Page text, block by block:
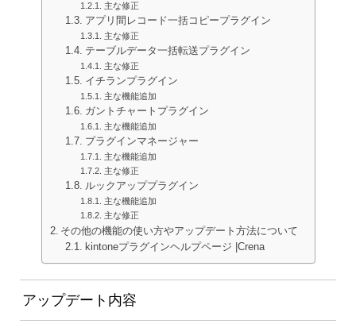
主な修正
アプリ間レコード一括コピープラグイン
主な修正
テーブルデータ一括転送プラグイン
主な修正
イチランプラグイン
主な機能追加
ガントチャートプラグイン
主な機能追加
プラグインマネージャー
主な機能追加
主な修正
ルックアッププラグイン
主な機能追加
主な修正
その他の機能の使い方やアップデート方法について
kintoneプラグインヘルプページ |Crena
アップデート内容